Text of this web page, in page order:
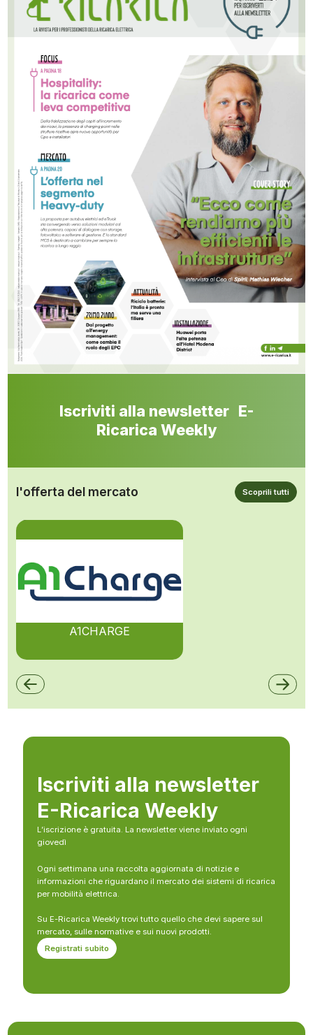
Iscriviti alla newsletter E-
Ricarica Weekly
l'offerta del mercato Scoprili tutti
A1CHARGE
Iscriviti alla newsletter
E-Ricarica Weekly
L’iscrizione è gratuita. La newsletter viene inviato ogni
giovedì
Ogni settimana una raccolta aggiornata di notizie e
informazioni che riguardano il mercato dei sistemi di ricarica
per mobilità elettrica.
Su E-Ricarica Weekly trovi tutto quello che devi sapere sul
mercato, sulle normative e sui nuovi prodotti.
Registrati subito